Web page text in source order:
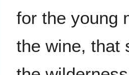
for the young
the wine, that